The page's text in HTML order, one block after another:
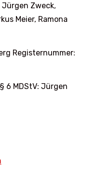
Zweck,
Meier, Ramona
Registernummer:
6 MDStV: Jürgen